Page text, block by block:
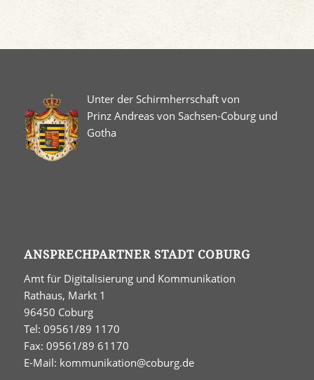
Unter der Schirmherrschaft von
Prinz Andreas von Sachsen-Coburg und
Gotha
ANSPRECHPARTNER STADT COBURG
Amt für Digitalisierung und Kommunikation
Rathaus, Markt 1
96450 Coburg
Tel: 09561/89 1170
Fax: 09561/89 61170
E-Mail: kommunikation@coburg.de